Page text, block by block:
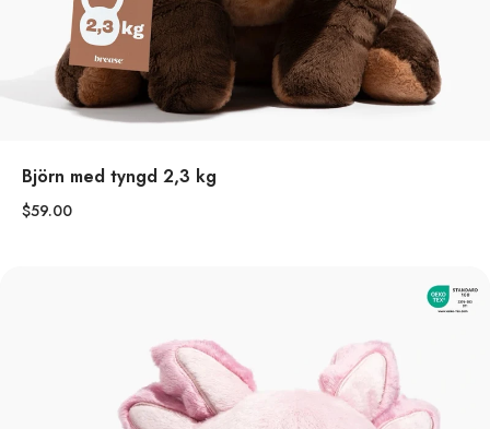
Björn med tyngd 2,3 kg
$59.00